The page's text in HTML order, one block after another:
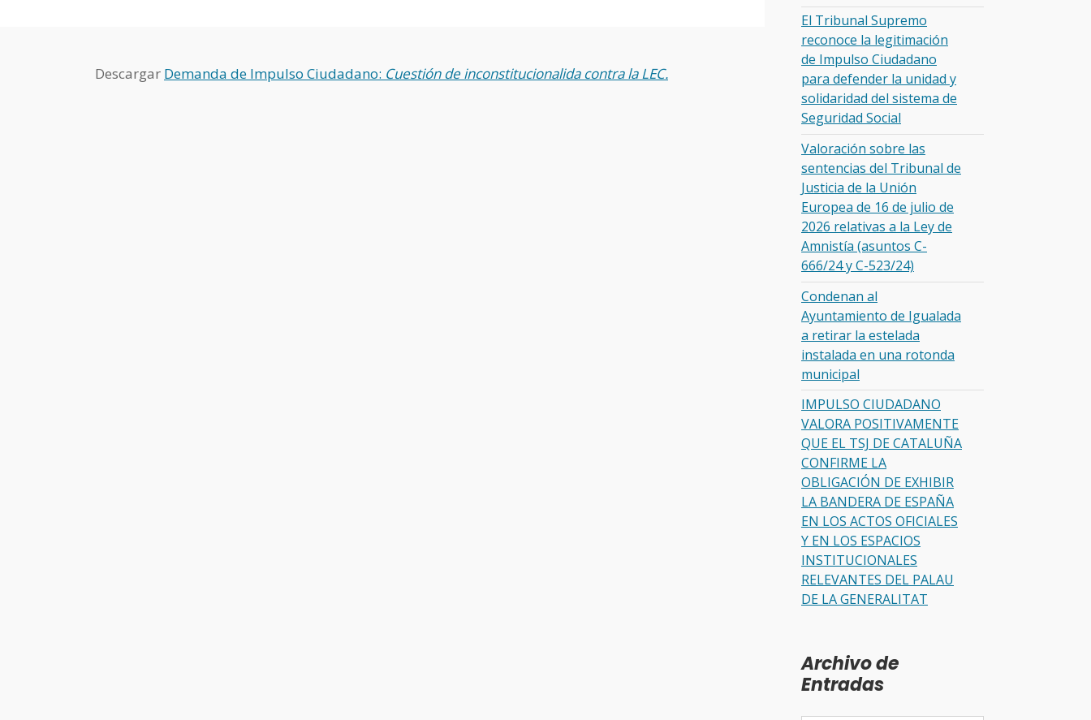
Descargar Demanda de Impulso Ciudadano: Cuestión de inconstitucionalida contra la LEC.
El Tribunal Supremo
reconoce la legitimación
de Impulso Ciudadano
para defender la unidad y
solidaridad del sistema de
Seguridad Social
Valoración sobre las
sentencias del Tribunal de
Justicia de la Unión
Europea de 16 de julio de
2026 relativas a la Ley de
Amnistía (asuntos C-
666/24 y C-523/24)
Condenan al
Ayuntamiento de Igualada
a retirar la estelada
instalada en una rotonda
municipal
IMPULSO CIUDADANO
VALORA POSITIVAMENTE
QUE EL TSJ DE CATALUÑA
CONFIRME LA
OBLIGACIÓN DE EXHIBIR
LA BANDERA DE ESPAÑA
EN LOS ACTOS OFICIALES
Y EN LOS ESPACIOS
INSTITUCIONALES
RELEVANTES DEL PALAU
DE LA GENERALITAT
Archivo de
Entradas